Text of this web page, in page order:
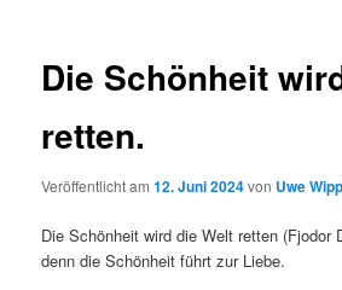
Die Schönheit
retten.
Veröffentlicht am12. Juni 2024von Uwe
Die Schönheit wird die Welt retten (Fjodor
denn die Schönheit führt zur Liebe.